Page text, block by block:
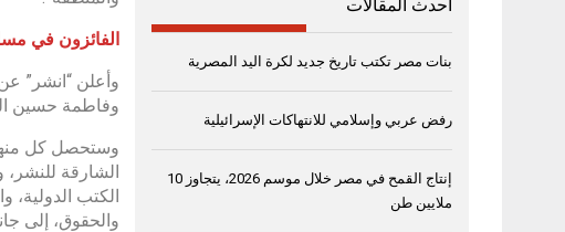
الفائزون في
وأعلن “انشر”
وفاطمة حسين
وستحصل كل
الشارقة للنشر،
الكتب
والحقوق، إلى
أحدث المقالات
بنات مصر تكتب تاريخ جديد لكرة اليد المصرية
رفض عربي وإسلامي للانتهاكات الإسرائيلية
إنتاج القمح في مصر خلال موسم 2026، يتجاوز 10
ملايين طن